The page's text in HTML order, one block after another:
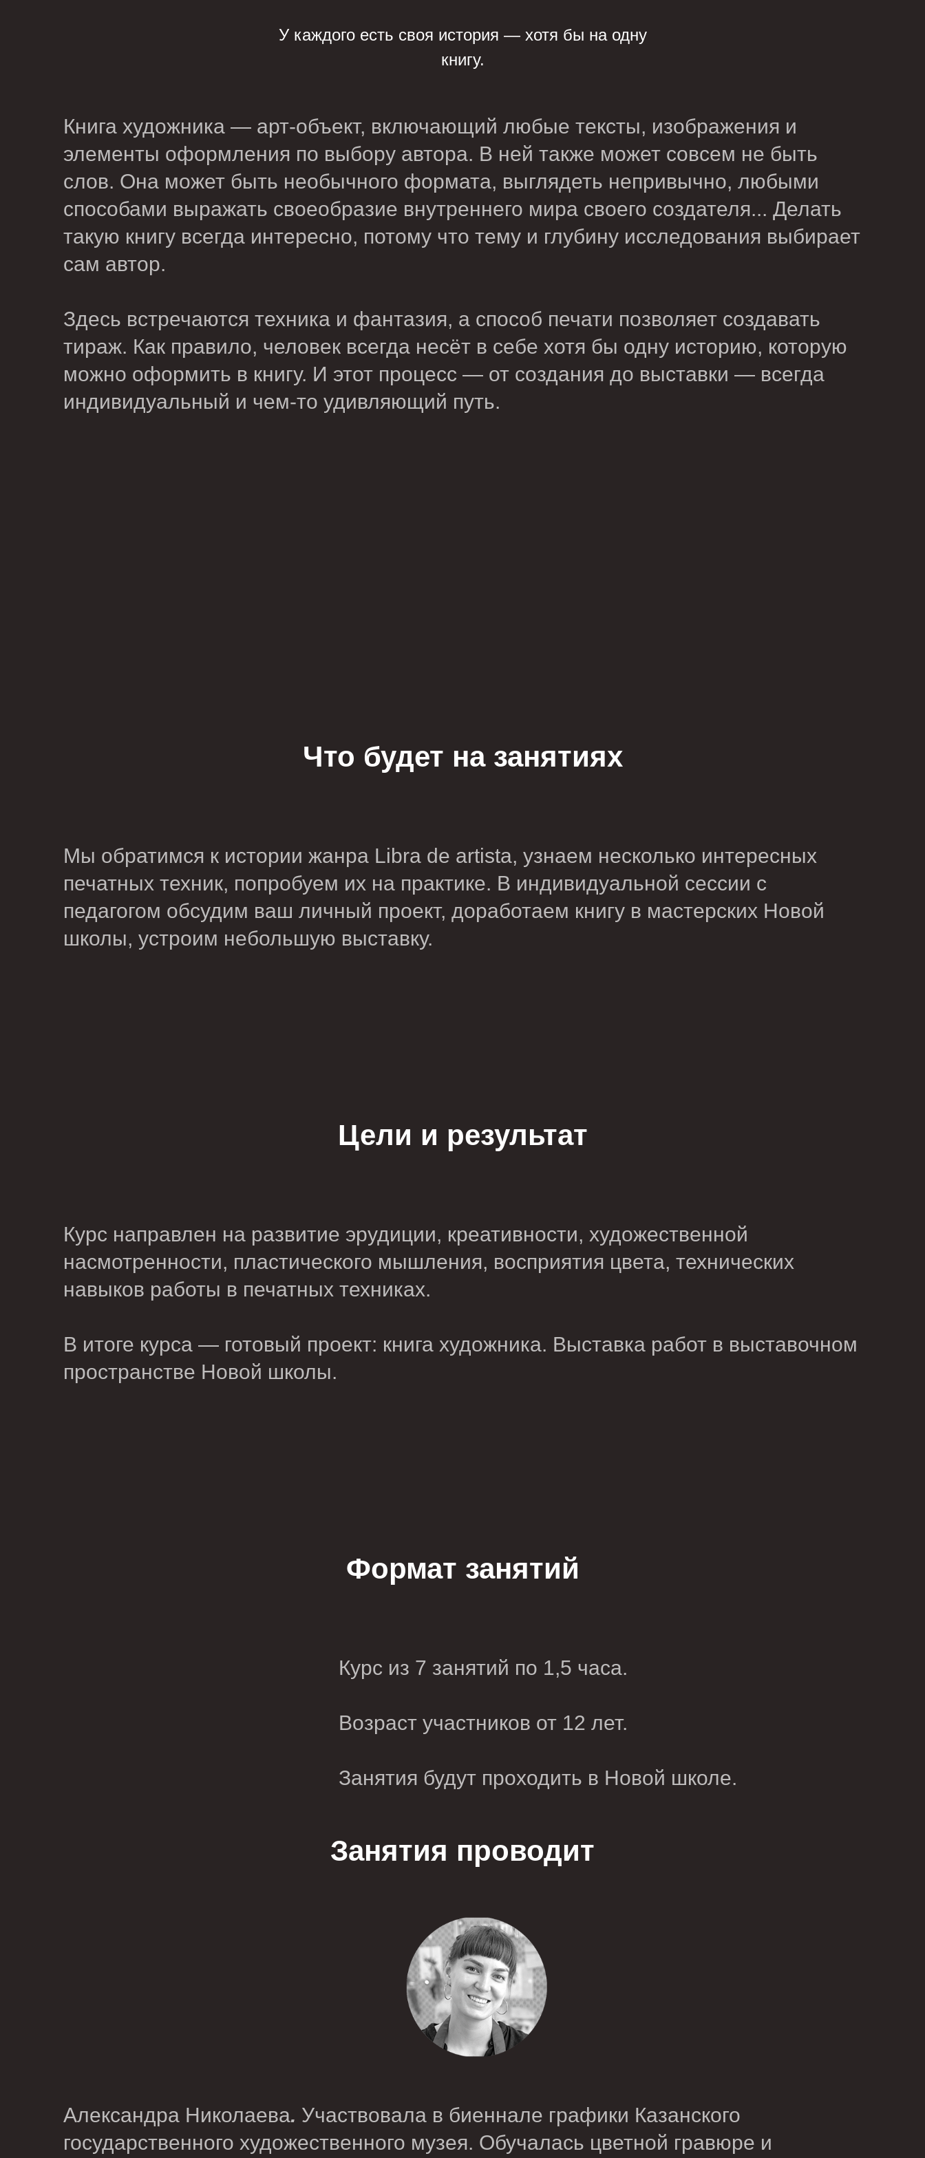
У каждого есть своя история — хотя бы на одну
книгу.
Книга художника — арт-объект, включающий любые тексты, изображения и
элементы оформления по выбору автора. В ней также может совсем не быть
слов. Она может быть необычного формата, выглядеть непривычно, любыми
способами выражать своеобразие внутреннего мира своего создателя... Делать
такую книгу всегда интересно, потому что тему и глубину исследования выбирает
сам автор.
Здесь встречаются техника и фантазия, а способ печати позволяет создавать
тираж. Как правило, человек всегда несёт в себе хотя бы одну историю, которую
можно оформить в книгу. И этот процесс — от создания до выставки — всегда
индивидуальный и чем-то удивляющий путь.
Что будет на занятиях
Мы обратимся к истории жанра Libra de artista, узнаем несколько интересных
печатных техник, попробуем их на практике. В индивидуальной сессии с
педагогом обсудим ваш личный проект, доработаем книгу в мастерских Новой
школы, устроим небольшую выставку.
Цели и результат
Курс направлен на развитие эрудиции, креативности, художественной
насмотренности, пластического мышления, восприятия цвета, технических
навыков работы в печатных техниках.
В итоге курса — готовый проект: книга художника. Выставка работ в выставочном
пространстве Новой школы.
Формат занятий
Курс из 7 занятий по 1,5 часа.
Возраст участников от 12 лет.
Занятия будут проходить в Новой школе.
Занятия проводит
Александра Николаева. Участвовала в биеннале графики Казанского
государственного художественного музея. Обучалась цветной гравюре и